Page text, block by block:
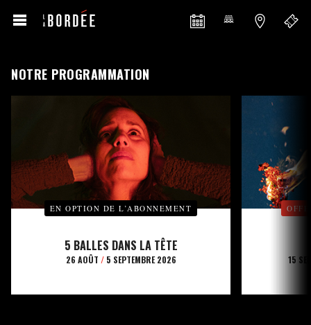
NOTRE PROGRAMMATION
EN OPTION DE L’ABONNEMENT
5 BALLES DANS LA TÊTE
26 AOÛT /5 SEPTEMBRE 2026 15